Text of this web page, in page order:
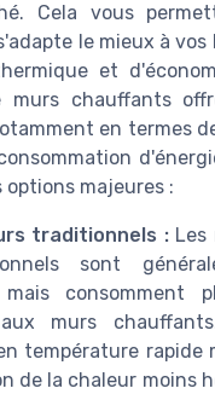
Cela vous
le mieux à vos
et
murs chauffants
en termes
majeures :
traditionnels :Les
sont
consomment
murs
température rapide
de la chaleur moins